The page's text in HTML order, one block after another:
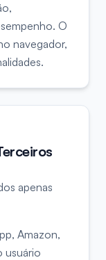
O
navegador,
apenas
Amazon,
usuário